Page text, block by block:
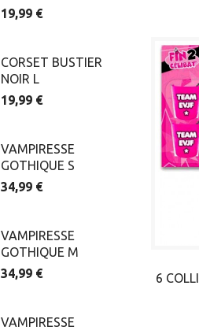
6
19,99 €
CORSET BUSTIER
NOIR L
19,99 €
VAMPIRESSE
GOTHIQUE S
34,99 €
VAMPIRESSE
GOTHIQUE M
34,99 €
VAMPIRESSE